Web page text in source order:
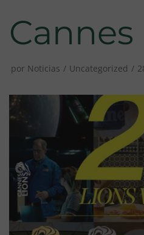
Cannes
por Noticias Uncategorized